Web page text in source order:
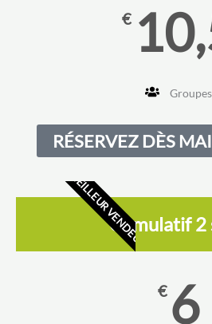
€
Groupes
RÉSERVEZ DÈS
MEILLEUR VENDEURCumulatif 2
€ 6